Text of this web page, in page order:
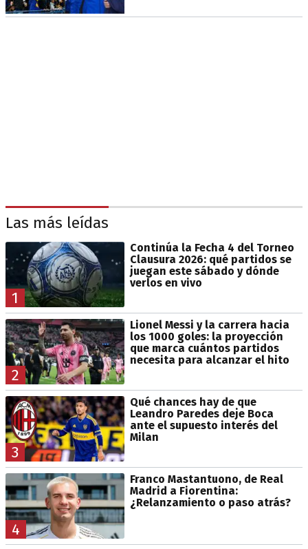
Las más leídas
1
Continúa la Fecha 4 del Torneo
Clausura 2026: qué partidos se
juegan este sábado y dónde
verlos en vivo
2
Lionel Messi y la carrera hacia
los 1000 goles: la proyección
que marca cuántos partidos
necesita para alcanzar el hito
3
Qué chances hay de que
Leandro Paredes deje Boca
ante el supuesto interés del
Milan
4
Franco Mastantuono, de Real
Madrid a Fiorentina:
¿Relanzamiento o paso atrás?